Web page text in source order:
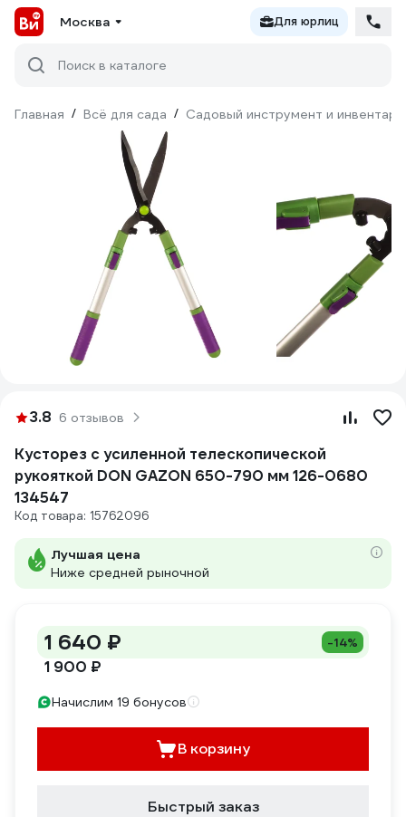
Москва Для юрлиц
Поиск в каталоге
Главная / Всё для сада / Садовый инструмент и инвентарь
3.8 6 отзывов
Кусторез с усиленной телескопической
рукояткой DON GAZON 650-790 мм 126-0680
134547
Код товара: 15762096
Лучшая цена
Ниже средней рыночной
1 640 ₽ -14%
1 900 ₽
Начислим 19 бонусов
В корзину
Быстрый заказ